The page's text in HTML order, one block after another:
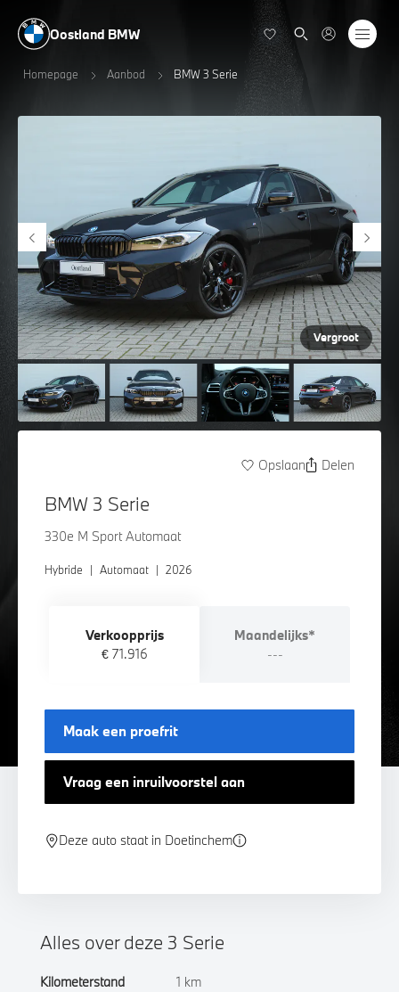
Oostland BMW
Homepage Aanbod BMW 3 Serie
Vergroot
Opslaan Delen
BMW 3 Serie
330e M Sport Automaat
Hybride | Automaat | 2026
Verkoopprijs
€ 71.916
Maandelijks*
---
Maak een proefrit
Vraag een inruilvoorstel aan
Deze auto staat in Doetinchem
Alles over deze 3 Serie
Kilometerstand 1 km